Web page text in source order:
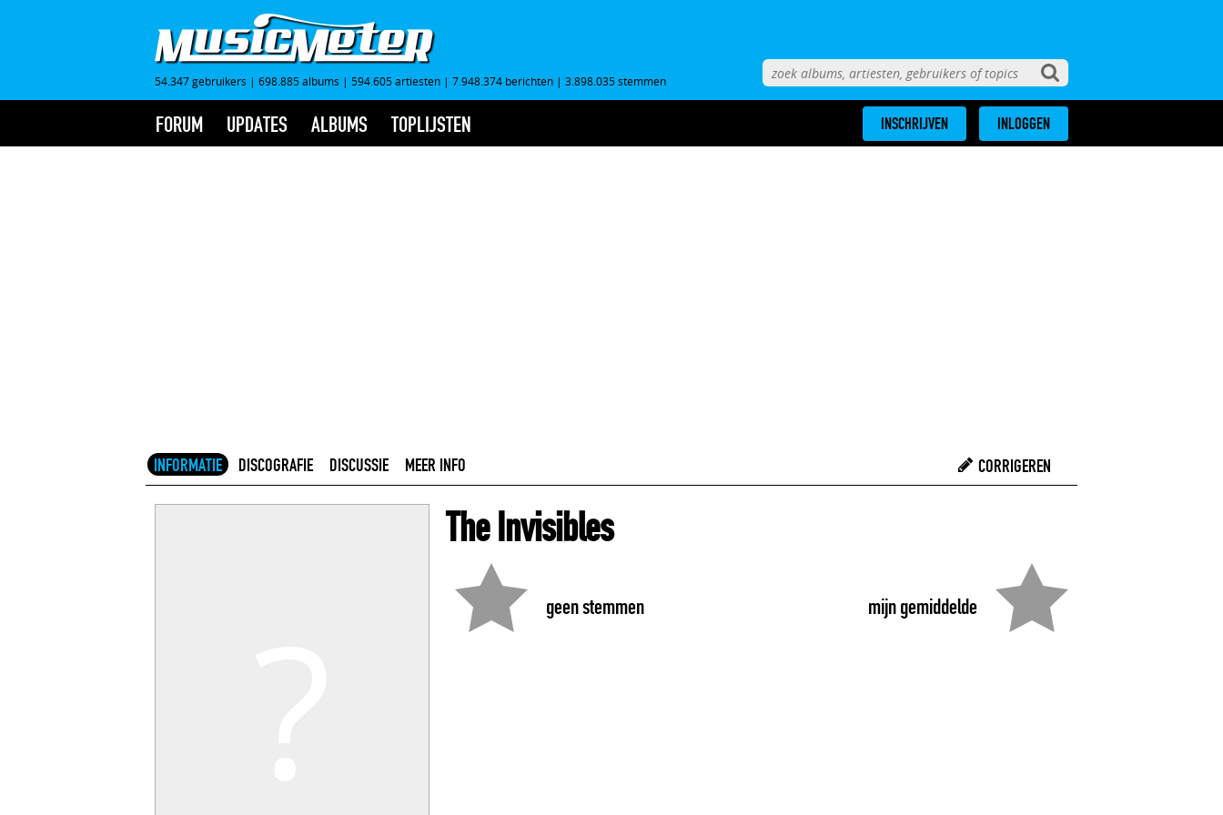
54.347 gebruikers | 698.885 albums | 594.605 artiesten | 7.948.374 berichten | 3.898.035 stemmen
FORUM UPDATES ALBUMS TOPLIJSTEN INSCHRIJVEN INLOGGEN
INFORMATIE DISCOGRAFIE DISCUSSIE MEER INFO CORRIGEREN
The Invisibles
mijn gemiddelde
geen stemmen